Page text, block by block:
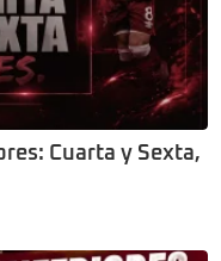
Cuarta y Sexta,